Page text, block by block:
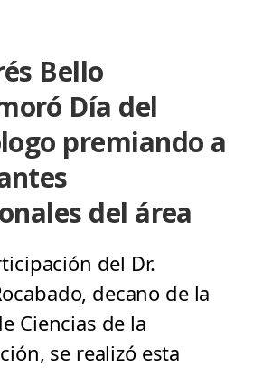
Bello
Día del
premiando a
del área
del Dr.
decano de la
Ciencias de la
se realizó esta